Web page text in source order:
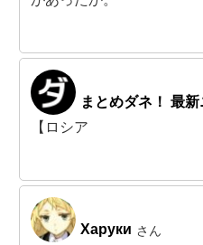
まとめダネ！ 最
【ロシア
Харуки さん